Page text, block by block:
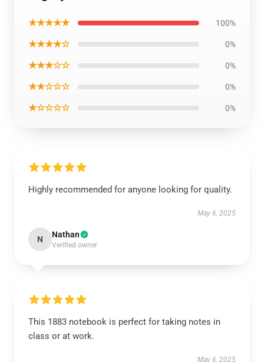
★★★★★ 100%
★★★★☆ 0%
★★★☆☆ 0%
★★☆☆☆ 0%
★☆☆☆☆ 0%
Highly recommended for anyone looking for quality.
May 6, 2025
N Nathan
Verified owner
This 1883 notebook is perfect for taking notes in
class or at work.
May 6, 2025